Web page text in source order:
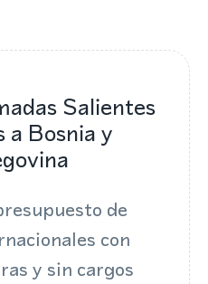
Salientes
a Bosnia y
de
con
y sin cargos